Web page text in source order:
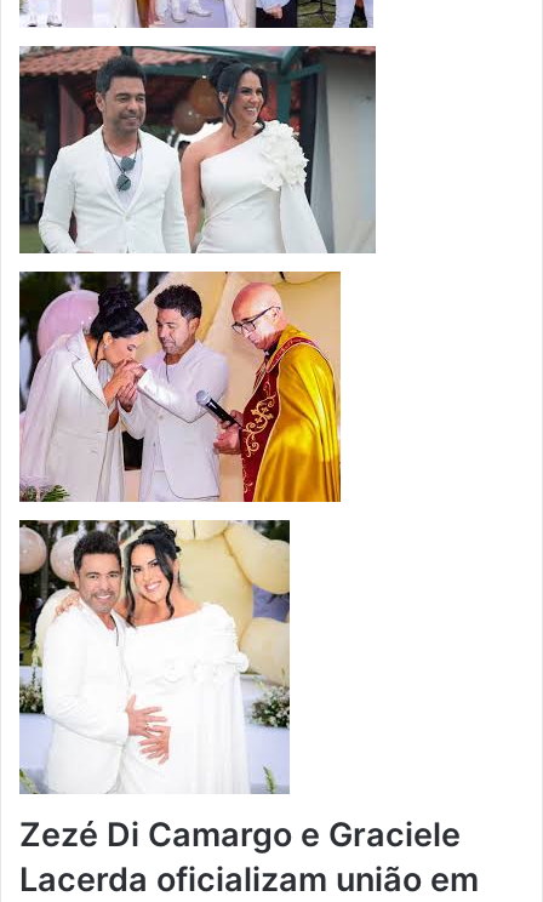
Zezé Di Camargo e Graciele
Lacerda oficializam união em